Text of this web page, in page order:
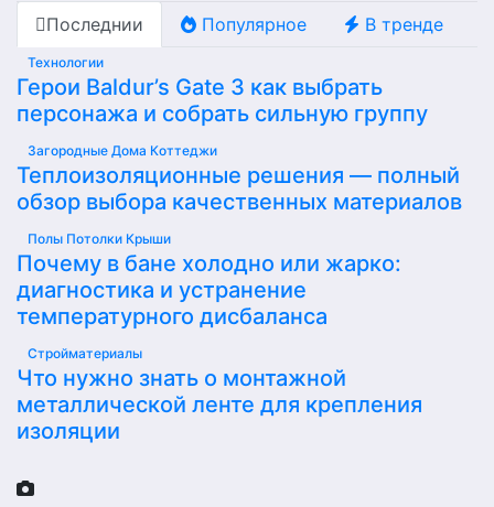
Последнии
Популярное В тренде
Технологии
Герои Baldur’s Gate 3 как выбрать
персонажа и собрать сильную группу
Загородные Дома Коттеджи
Теплоизоляционные решения — полный
обзор выбора качественных материалов
Полы Потолки Крыши
Почему в бане холодно или жарко:
диагностика и устранение
температурного дисбаланса
Стройматериалы
Что нужно знать о монтажной
металлической ленте для крепления
изоляции